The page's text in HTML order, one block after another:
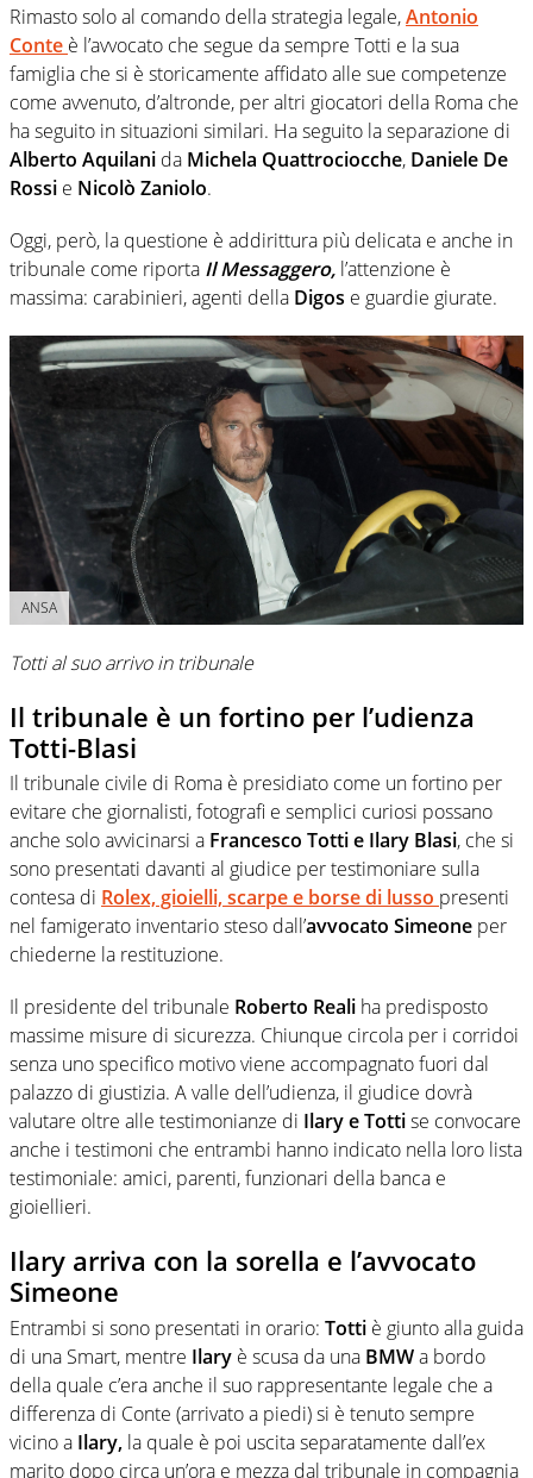
Rimasto solo al comando della strategia legale,Antonio
Conte è l’avvocato che segue da sempre Totti e la sua
famiglia che si è storicamente affidato alle sue competenze
come avvenuto, d’altronde, per altri giocatori della Roma che
ha seguito in situazioni similari. Ha seguito la separazione di
Alberto Aquilani da Michela Quattrociocche, Daniele De
Rossi e Nicolò Zaniolo.
Oggi, però, la questione è addirittura più delicata e anche in
tribunale come riporta Il Messaggero, l’attenzione è
massima: carabinieri, agenti della Digos e guardie giurate.
ANSA
Totti al suo arrivo in tribunale
Il tribunale è un fortino per l’udienza
Totti-Blasi
Il tribunale civile di Roma è presidiato come un fortino per
evitare che giornalisti, fotografi e semplici curiosi possano
anche solo avvicinarsi a Francesco Totti e Ilary Blasi, che si
sono presentati davanti al giudice per testimoniare sulla
contesa di Rolex, gioielli, scarpe e borse di lusso presenti
nel famigerato inventario steso dall’avvocato Simeone per
chiederne la restituzione.
Il presidente del tribunale Roberto Reali ha predisposto
massime misure di sicurezza. Chiunque circola per i corridoi
senza uno specifico motivo viene accompagnato fuori dal
palazzo di giustizia. A valle dell’udienza, il giudice dovrà
valutare oltre alle testimonianze di Ilary e Tottise convocare
anche i testimoni che entrambi hanno indicato nella loro lista
testimoniale: amici, parenti, funzionari della banca e
gioiellieri.
Ilary arriva con la sorella e l’avvocato
Simeone
Entrambi si sono presentati in orario: Totti è giunto alla guida
di una Smart, mentre Ilary è scusa da una BMWa bordo
della quale c’era anche il suo rappresentante legale che a
differenza di Conte (arrivato a piedi) si è tenuto sempre
vicino a Ilary, la quale è poi uscita separatamente dall’ex
marito dopo circa un’ora e mezza dal tribunale in compagnia